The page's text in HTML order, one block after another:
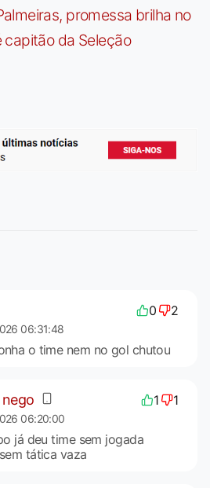
promessa brilha no
capitão da Seleção
0 2
06:31:48
o time nem no gol chutou
1 1
06:20:00
já deu time sem jogada
tática vaza